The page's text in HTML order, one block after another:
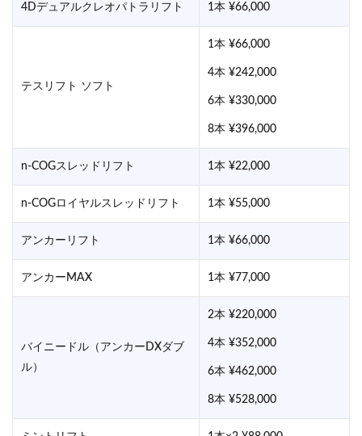
4Dデュアルクレオパトラリフト 1本 ¥66,000
テスリフト ソフト
1本 ¥66,000
4本 ¥242,000
6本 ¥330,000
8本 ¥396,000
n-COGスレッドリフト 1本 ¥22,000
n-COGロイヤルスレッドリフト 1本 ¥55,000
アンカーリフト 1本 ¥66,000
アンカーMAX 1本 ¥77,000
バイニードル（アンカーDXダブ
ル）
2本 ¥220,000
4本 ¥352,000
6本 ¥462,000
8本 ¥528,000